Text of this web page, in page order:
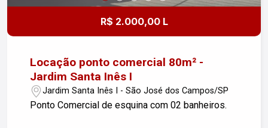
R$ 2.000,00 L
Locação ponto comercial 80m² -
Jardim Santa Inês I
Jardim Santa Inês I - São José dos Campos/SP
Ponto Comercial de esquina com 02 banheiros.